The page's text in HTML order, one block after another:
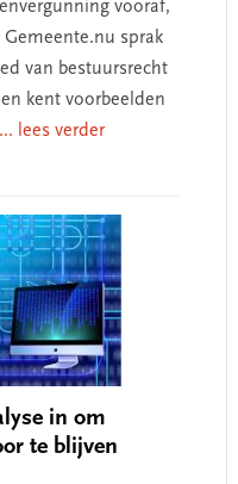
vooraf,
sprak
van bestuursrecht
kent voorbeelden
... lees verder
in om
te blijven